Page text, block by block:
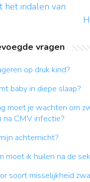
het indalen van
vragen
op druk kind?
baby in diepe slaap?
moet je wachten om
na CMV infectie?
achternicht?
moet ik huilen na de
soort misselijkheid